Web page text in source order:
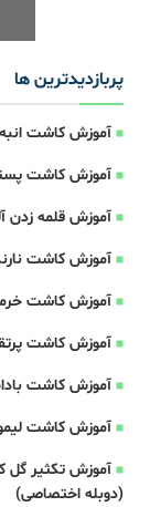
پربازدیدترین ها
آموزش کاشت
آموزش کاشت
آموزش قلمه زدن
آموزش کاشت
آموزش کاشت
آموزش کاشت
آموزش کاشت
آموزش کاشت
آموزش تکثیر گل
(دوبله اختصاصی)